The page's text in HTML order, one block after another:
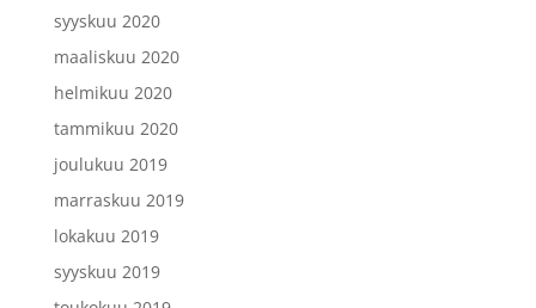
syyskuu 2020
maaliskuu 2020
helmikuu 2020
tammikuu 2020
joulukuu 2019
marraskuu 2019
lokakuu 2019
syyskuu 2019